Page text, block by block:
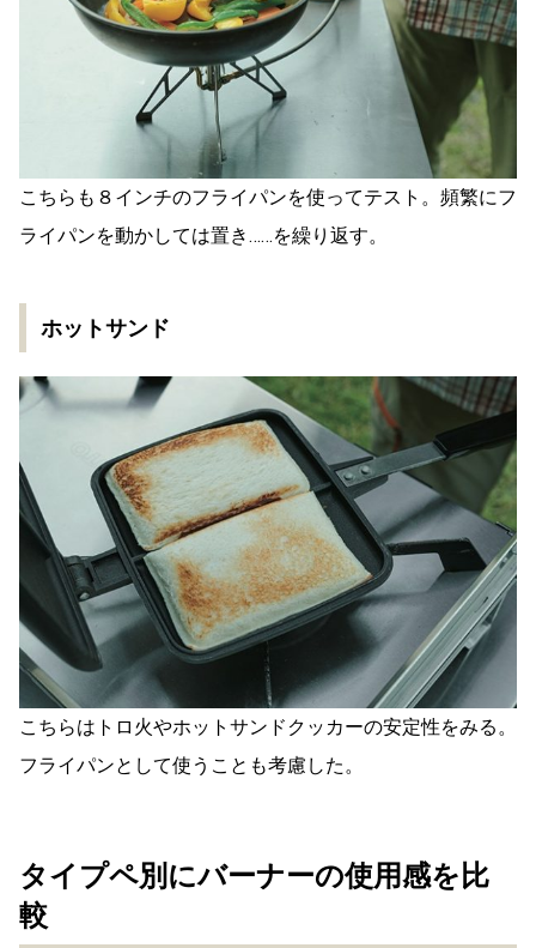
こちらも８インチのフライパンを使ってテスト。頻繁にフ
ライパンを動かしては置き……を繰り返す。
ホットサンド
こちらはトロ火やホットサンドクッカーの安定性をみる。
フライパンとして使うことも考慮した。
タイプペ別にバーナーの使用感を比
較